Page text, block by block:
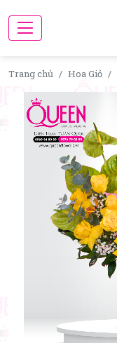
Trang chủ Hoa Giỏ